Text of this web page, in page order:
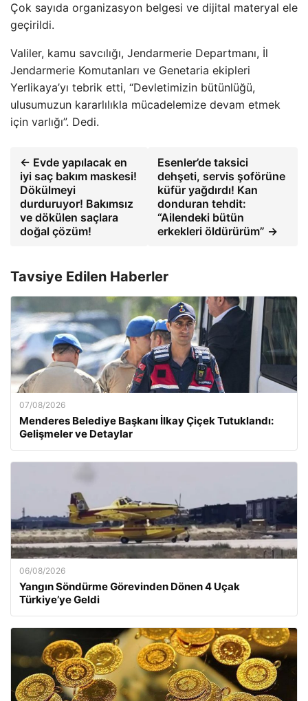
Çok sayıda organizasyon belgesi ve dijital materyal ele
geçirildi.
Valiler, kamu savcılığı, Jendarmerie Departmanı, İl
Jendarmerie Komutanları ve Genetaria ekipleri
Yerlikaya’yı tebrik etti, “Devletimizin bütünlüğü,
ulusumuzun kararlılıkla mücadelemize devam etmek
için varlığı”. Dedi.
← Evde yapılacak en
iyi saç bakım maskesi!
Dökülmeyi
durduruyor! Bakımsız
ve dökülen saçlara
doğal çözüm!
Esenler’de taksici
dehşeti, servis şoförüne
küfür yağdırdı! Kan
donduran tehdit:
“Ailendeki bütün
erkekleri öldürürüm” →
Tavsiye Edilen Haberler
07/08/2026
Menderes Belediye Başkanı İlkay Çiçek Tutuklandı:
Gelişmeler ve Detaylar
06/08/2026
Yangın Söndürme Görevinden Dönen 4 Uçak
Türkiye’ye Geldi